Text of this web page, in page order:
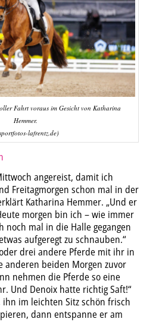
Fahrt voraus im Gesicht von Katharina
Hemmer.
lafrentz.de)
angereist, damit ich
Freitagmorgen schon mal in der
Katharina Hemmer. „Und er
morgen bin ich – wie immer
noch mal in die Halle gegangen
aufgeregt zu schnauben.“
drei andere Pferde mit ihr in
anderen beiden Morgen zuvor
nehmen die Pferde so eine
Und Denoix hatte richtig Saft!“
im leichten Sitz schön frisch
dann entspanne er am